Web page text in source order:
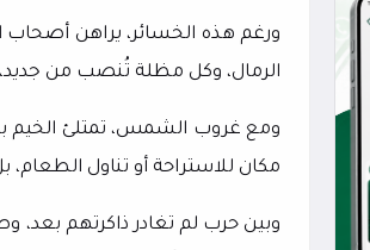
ورغم هذه الخسائر، يراهن
الرمال، وكل مظلة تُنصب من جديد،
ومع غروب الشمس، تمتلئ الخيم
مكان للاستراحة أو تناول الطعام،
وبين حرب لم تغادر ذاكرتهم بعد،